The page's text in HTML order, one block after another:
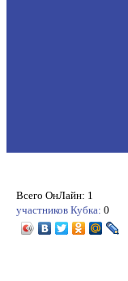
Всего ОнЛайн: 1
участников Кубка: 0